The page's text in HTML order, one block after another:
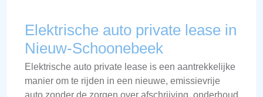
Elektrische auto private lease in
Nieuw-Schoonebeek
Elektrische auto private lease is een aantrekkelijke
manier om te rijden in een nieuwe, emissievrije